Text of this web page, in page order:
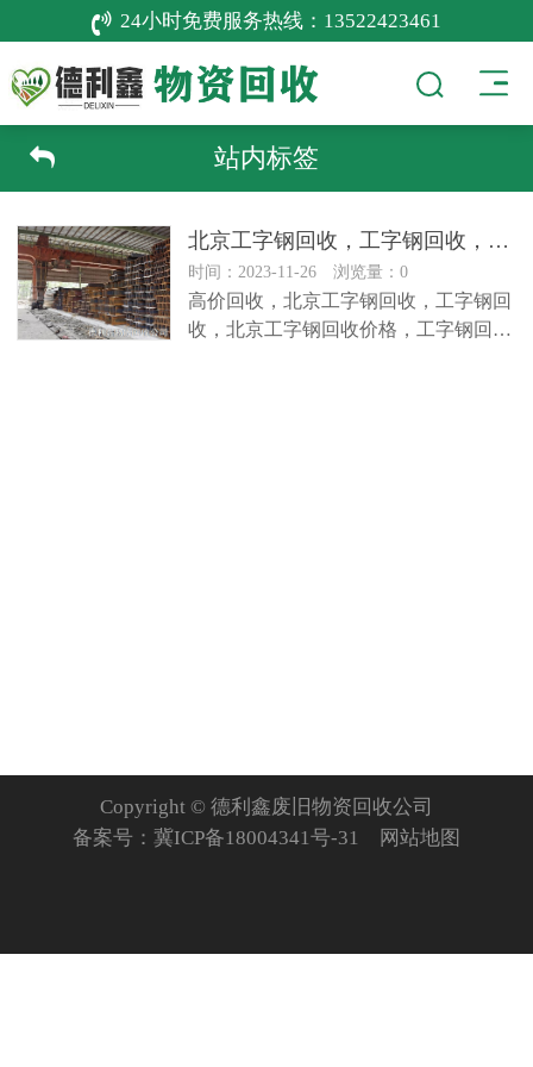
24小时免费服务热线： 13522423461
站内标签
北京工字钢回收，工字钢回收，
北
时间：2023-11-26 浏览量：0
高价回收，北京工字钢回收，工字钢回
收，北京工字钢回收价格，工字钢回收
Copyright © 德利鑫废旧物资回收公司
备案号： 冀ICP备18004341号-31 网站地图